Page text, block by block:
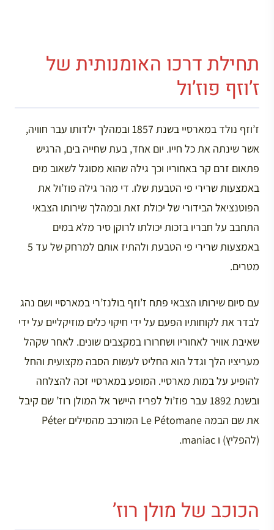
תחילת דרכו האומנותית של
ז’וזף פוז’ול
ז’וזף נולד במארסיי בשנת 1857 ובמהלך ילדותו עבר חוויה,
אשר שינתה את כל חייו. יום אחד, בעת שחייה בים, הרגיש
פתאום זרם קר באחוריו וכך גילה שהוא מסוגל לשאוב מים
באמצעות שרירי פי הטבעת שלו. די מהר גילה פוז’ול את
הפוטנציאל הבידורי של יכולת זאת ובמהלך שירותו הצבאי
התחבב על חבריו בזכות יכולתו לרוקן סיר מלא במים
באמצעות שרירי פי הטבעת ולהתיז אותם למרחק של עד 5
מטרים.
עם סיום שירותו הצבאי פתח ז’וזף בולנז’רי במארסיי ושם נהג
לבדר את לקוחותיו הפעם על ידי חיקוי כלים מוזיקליים על ידי
שאיבת אוויר לאחוריו ושחרורו במקצבים שונים. לאחר שקהל
מעריציו הלך וגדל הוא החליט לעשות הסבה מקצועית והחל
להופיע על במות מארסיי. המופע במארסיי זכה להצלחה
ובשנת 1892 עבר פוז’ול לפריז היישר אל המולן רוז’ שם קיבל
את שם הבמה Le Pétomane המורכב מהמילים Péter
(להפליץ) ו maniac.
הכוכב של מולן רוז’